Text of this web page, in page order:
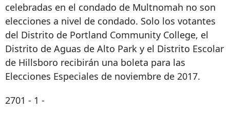
celebradas en el condado de Multnomah no son
elecciones a nivel de condado. Solo los votantes
del Distrito de Portland Community College, el
Distrito de Aguas de Alto Park y el Distrito Escolar
de Hillsboro recibirán una boleta para las
Elecciones Especiales de noviembre de 2017.
2701 - 1 -